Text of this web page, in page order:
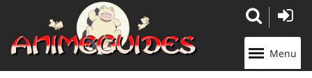
Menu
Panneau de gestion des cookies